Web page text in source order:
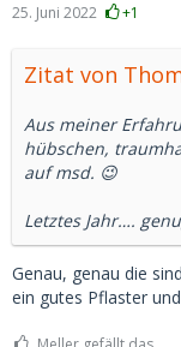
25. Juni 2022 +1
Zitat von
Aus meiner
hübschen,
auf msd. 😉
Letztes Jahr….
Genau, genau die
ein gutes Pflaster